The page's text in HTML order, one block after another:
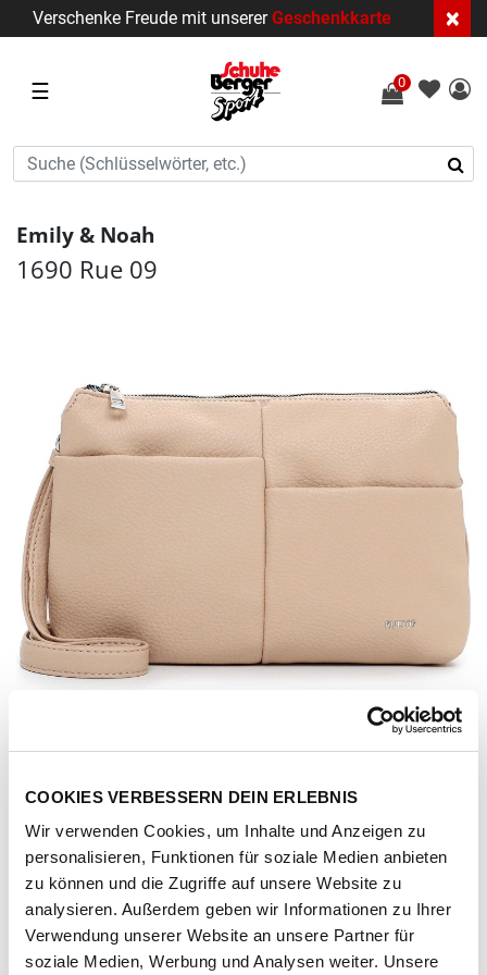
COOKIES VERBESSERN DEIN ERLEBNIS
Wir verwenden Cookies, um Inhalte und Anzeigen zu
personalisieren, Funktionen für soziale Medien anbieten
zu können und die Zugriffe auf unsere Website zu
analysieren. Außerdem geben wir Informationen zu Ihrer
Verwendung unserer Website an unsere Partner für
soziale Medien, Werbung und Analysen weiter. Unsere
Verschenke Freude mit unsererGeschenkkarte ×
☰ 0
Emily & Noah
1690 Rue 09
Artikel-Nr.207263-1141-1001